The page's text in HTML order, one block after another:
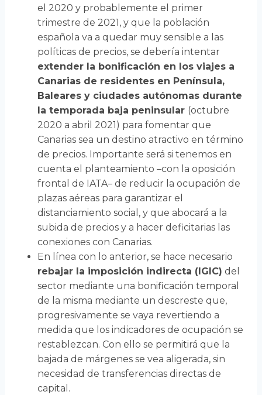
el 2020 y probablemente el primer
trimestre de 2021, y que la población
española va a quedar muy sensible a las
políticas de precios, se debería intentar
extender la bonificación en los viajes a
Canarias de residentes en Península,
Baleares y ciudades autónomas durante
la temporada baja peninsular (octubre
2020 a abril 2021) para fomentar que
Canarias sea un destino atractivo en término
de precios. Importante será si tenemos en
cuenta el planteamiento –con la oposición
frontal de IATA– de reducir la ocupación de
plazas aéreas para garantizar el
distanciamiento social, y que abocará a la
subida de precios y a hacer deficitarias las
conexiones con Canarias.
En línea con lo anterior, se hace necesario
rebajar la imposición indirecta (IGIC) del
sector mediante una bonificación temporal
de la misma mediante un descreste que,
progresivamente se vaya revertiendo a
medida que los indicadores de ocupación se
restablezcan. Con ello se permitirá que la
bajada de márgenes se vea aligerada, sin
necesidad de transferencias directas de
capital.